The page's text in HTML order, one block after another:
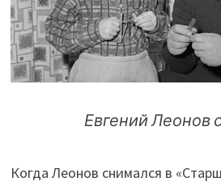
Евгений Леонов
Когда Леонов снимался в